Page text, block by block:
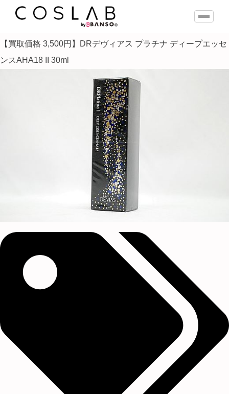
【買取価格 3,500円】DRデヴィアス プラチナ ディープエッセ
ンスAHA18 II 30ml